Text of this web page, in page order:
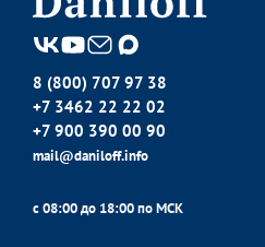
8 (800) 707 97 38
+7 3462 22 22 02
+7 900 390 00 90
mail@daniloff.info
с 08:00 до 18:00 по МСК